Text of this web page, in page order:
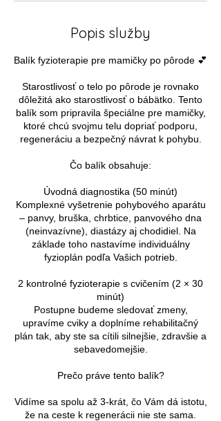
Popis služby
Balík fyzioterapie pre mamičky po pôrode 💕
Starostlivosť o telo po pôrode je rovnako
dôležitá ako starostlivosť o bábätko. Tento
balík som pripravila špeciálne pre mamičky,
ktoré chcú svojmu telu dopriať podporu,
regeneráciu a bezpečný návrat k pohybu.
Čo balík obsahuje:
Úvodná diagnostika (50 minút)
Komplexné vyšetrenie pohybového aparátu
– panvy, bruška, chrbtice, panvového dna
(neinvazívne), diastázy aj chodidiel. Na
základe toho nastavíme individuálny
fyzioplán podľa Vašich potrieb.
2 kontrolné fyzioterapie s cvičením (2 × 30
minút)
Postupne budeme sledovať zmeny,
upravíme cviky a doplníme rehabilitačný
plán tak, aby ste sa cítili silnejšie, zdravšie a
sebavedomejšie.
Prečo práve tento balík?
Vidíme sa spolu až 3-krát, čo Vám dá istotu,
že na ceste k regenerácii nie ste sama.